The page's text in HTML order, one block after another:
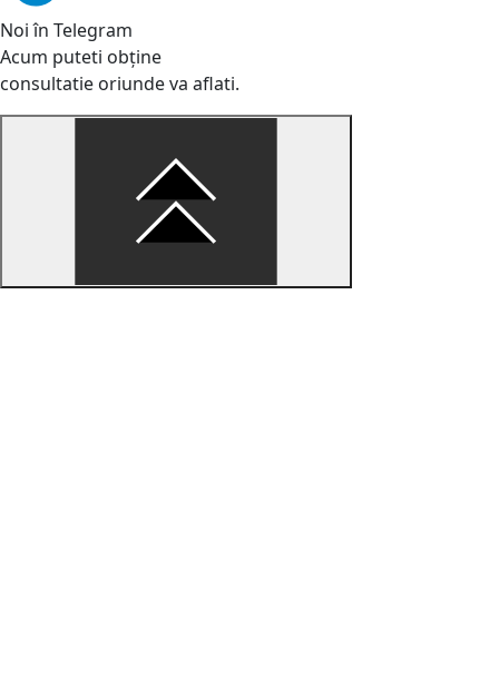
Noi în Telegram
Acum puteti obține
consultatie oriunde va aflati.